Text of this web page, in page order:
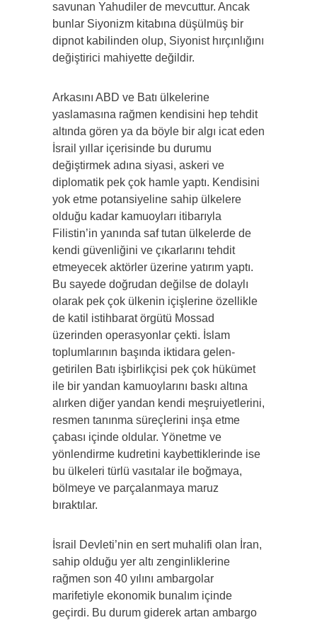
savunan Yahudiler de mevcuttur. Ancak
bunlar Siyonizm kitabına düşülmüş bir
dipnot kabilinden olup, Siyonist hırçınlığını
değiştirici mahiyette değildir.
Arkasını ABD ve Batı ülkelerine
yaslamasına rağmen kendisini hep tehdit
altında gören ya da böyle bir algı icat eden
İsrail yıllar içerisinde bu durumu
değiştirmek adına siyasi, askeri ve
diplomatik pek çok hamle yaptı. Kendisini
yok etme potansiyeline sahip ülkelere
olduğu kadar kamuoyları itibarıyla
Filistin’in yanında saf tutan ülkelerde de
kendi güvenliğini ve çıkarlarını tehdit
etmeyecek aktörler üzerine yatırım yaptı.
Bu sayede doğrudan değilse de dolaylı
olarak pek çok ülkenin içişlerine özellikle
de katil istihbarat örgütü Mossad
üzerinden operasyonlar çekti. İslam
toplumlarının başında iktidara gelen-
getirilen Batı işbirlikçisi pek çok hükümet
ile bir yandan kamuoylarını baskı altına
alırken diğer yandan kendi meşruiyetlerini,
resmen tanınma süreçlerini inşa etme
çabası içinde oldular. Yönetme ve
yönlendirme kudretini kaybettiklerinde ise
bu ülkeleri türlü vasıtalar ile boğmaya,
bölmeye ve parçalanmaya maruz
bıraktılar.
İsrail Devleti’nin en sert muhalifi olan İran,
sahip olduğu yer altı zenginliklerine
rağmen son 40 yılını ambargolar
marifetiyle ekonomik bunalım içinde
geçirdi. Bu durum giderek artan ambargo